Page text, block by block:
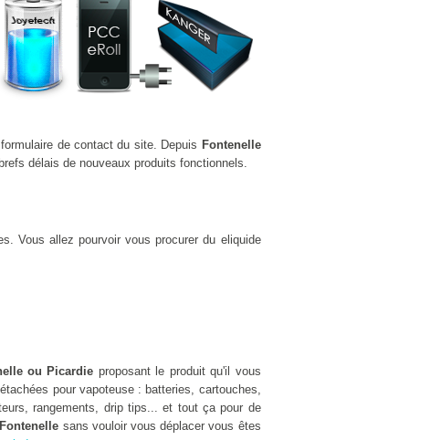
de contact du site. Depuis Fontenelle
délais de nouveaux produits fonctionnels.
Vous allez pourvoir vous procurer du eliquide
ou Picardie proposant le produit qu'il vous
pour vapoteuse : batteries, cartouches,
rangements, drip tips... et tout ça pour de
sans vouloir vous déplacer vous êtes